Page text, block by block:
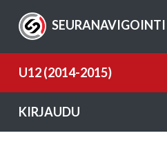
SEURANAVIGOINTI
U12 (2014-2015)
KIRJAUDU